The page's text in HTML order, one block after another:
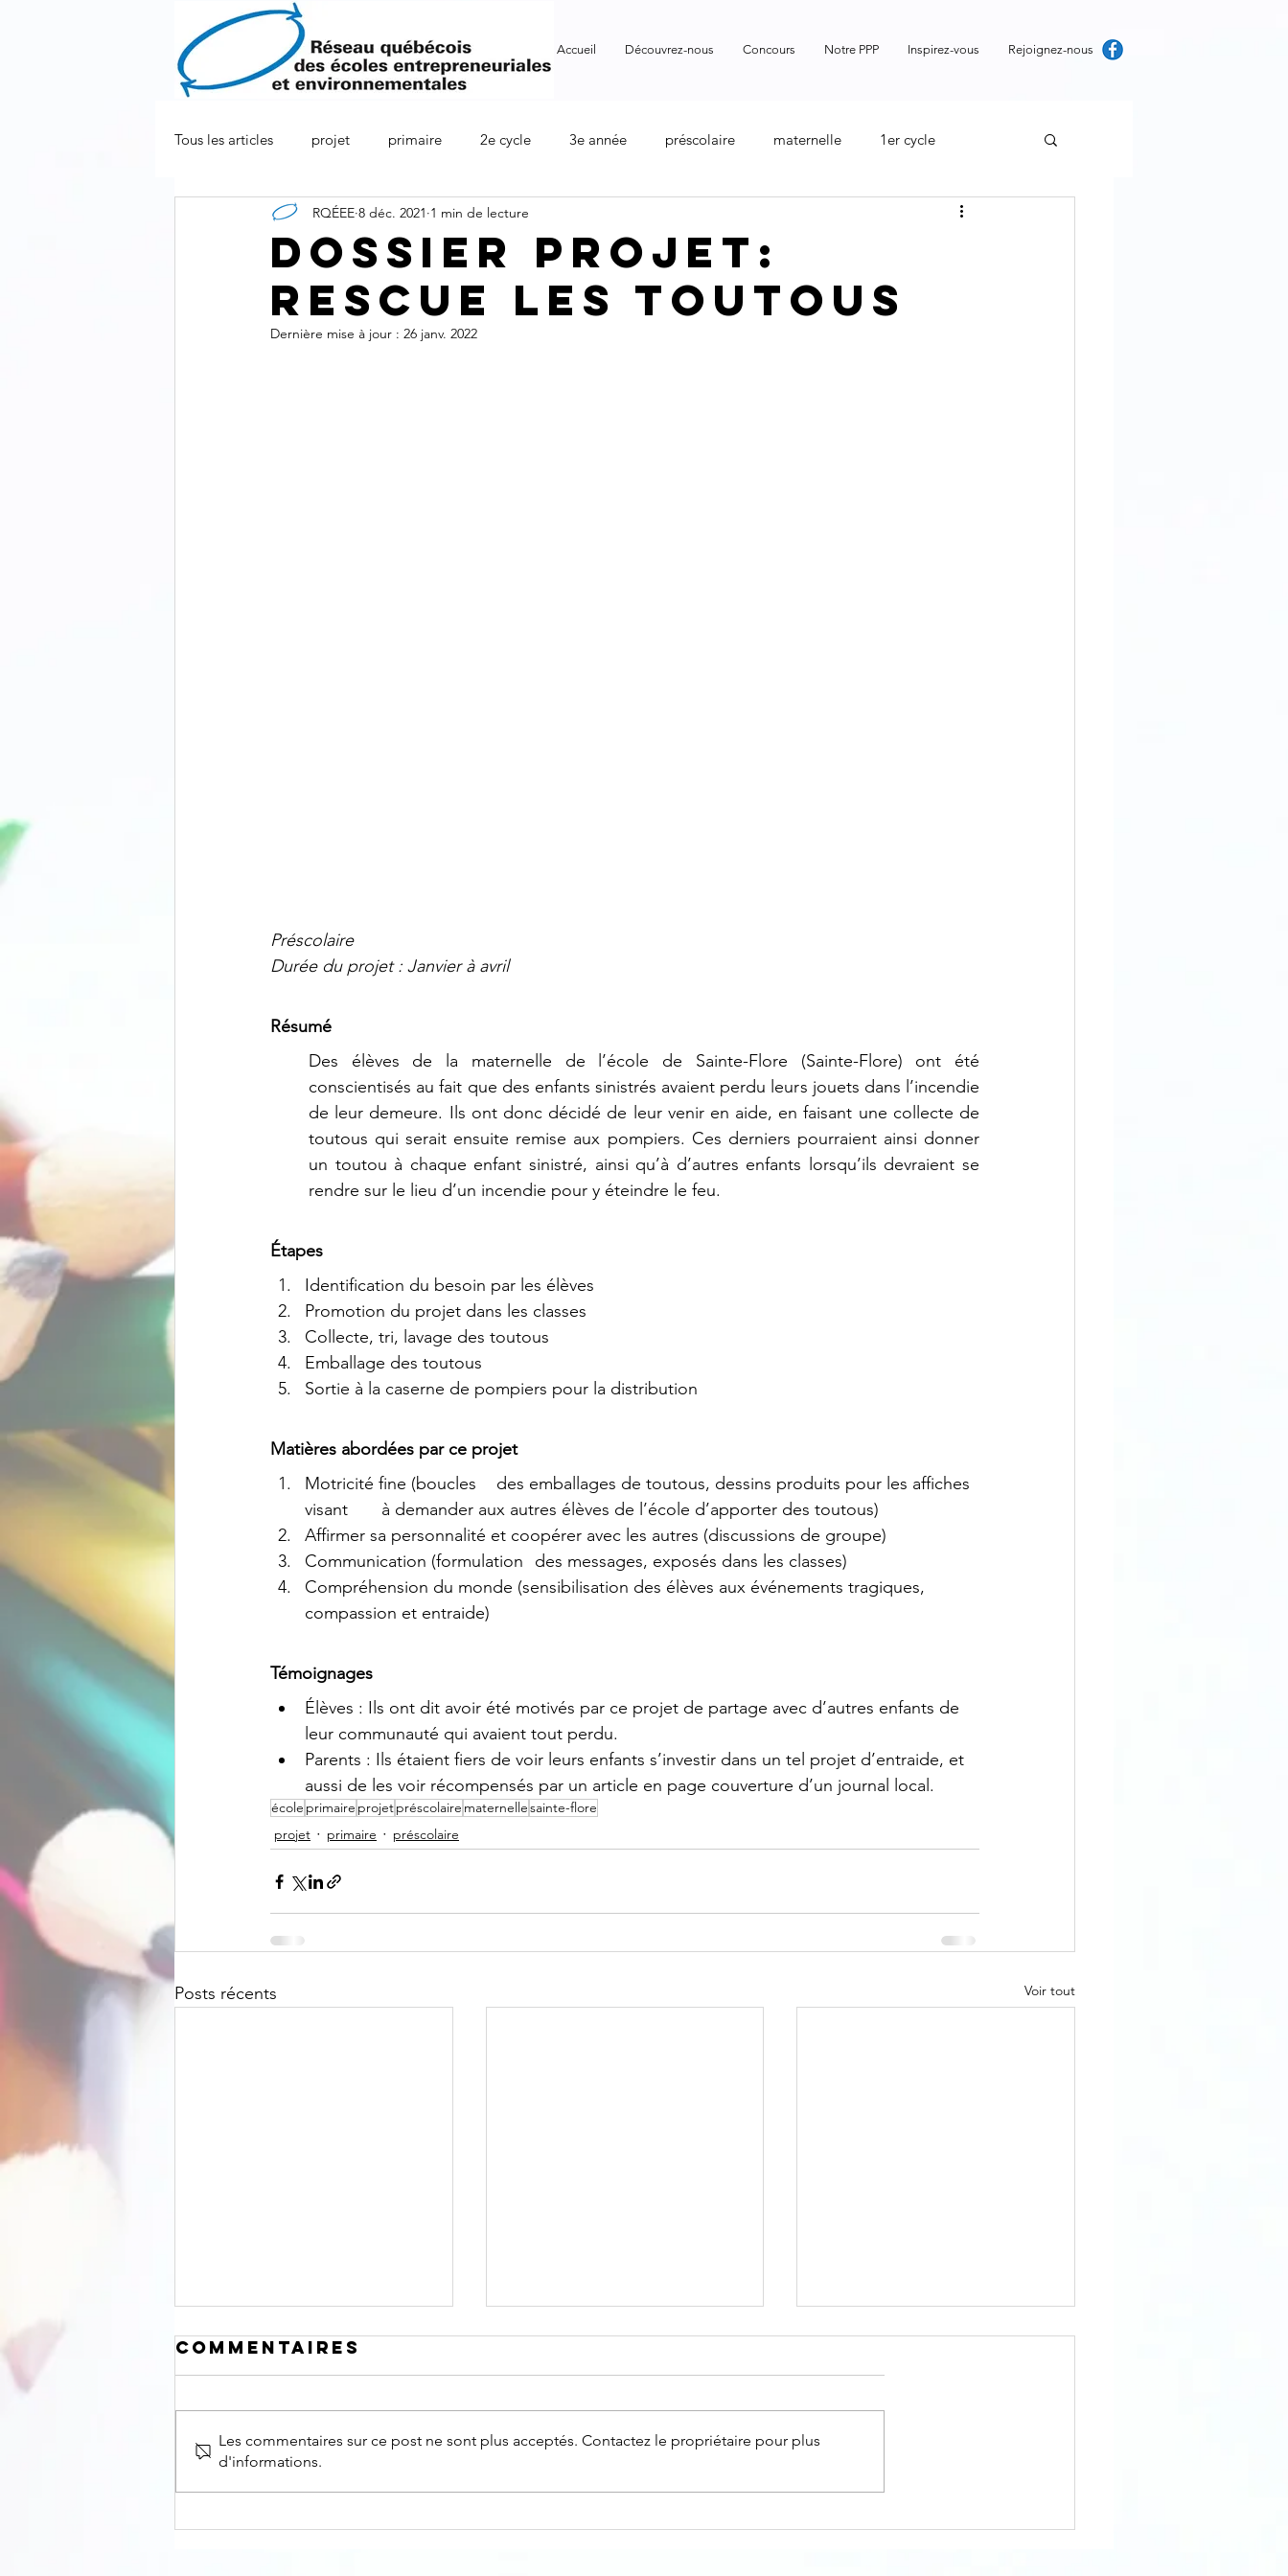
Accueil Découvrez-nous Concours Notre PPP Inspirez-vous Rejoignez-nous
Tous les articles projet primaire 2e cycle 3e année préscolaire maternelle 1er cycle
2e année 3e cycle 6e année
Dossier projet:
Rescue les toutous
RQÉEE 8 déc. 2021 1 min de lecture
Dernière mise à jour : 26 janv. 2022
Préscolaire
Durée du projet : Janvier à avril
Résumé
Des élèves de la maternelle de l’école de Sainte-Flore (Sainte-Flore) ont été
conscientisés au fait que des enfants sinistrés avaient perdu leurs jouets dans l’incendie
de leur demeure. Ils ont donc décidé de leur venir en aide, en faisant une collecte de
toutous qui serait ensuite remise aux pompiers. Ces derniers pourraient ainsi donner
un toutou à chaque enfant sinistré, ainsi qu’à d’autres enfants lorsqu’ils devraient se
rendre sur le lieu d’un incendie pour y éteindre le feu.
Étapes
Identification du besoin par les élèves
Promotion du projet dans les classes
Collecte, tri, lavage des toutous
Emballage des toutous
Sortie à la caserne de pompiers pour la distribution
Matières abordées par ce projet
Motricité fine (boucles 	des emballages de toutous, dessins produits pour les affiches
visant 	à demander aux autres élèves de l’école d’apporter des toutous)
Affirmer sa personnalité et coopérer avec les autres (discussions de groupe)
Communication (formulation 	des messages, exposés dans les classes)
Compréhension du monde (sensibilisation des élèves aux événements tragiques,
compassion et entraide)
Témoignages
Élèves : Ils ont dit avoir été motivés par ce projet de partage avec d’autres enfants de
leur communauté qui avaient tout perdu.
Parents : Ils étaient fiers de voir leurs enfants s’investir dans un tel projet d’entraide, et
aussi de les voir récompensés par un article en page couverture d’un journal local.
école primaire projetpréscolaire maternellesainte-flore
projet
primaire préscolaire
Posts récents Voir tout
Dossier
Dossier
Dossier
Commentaires
Les commentaires sur ce post ne sont plus acceptés. Contactez le propriétaire pour plus
d'informations.